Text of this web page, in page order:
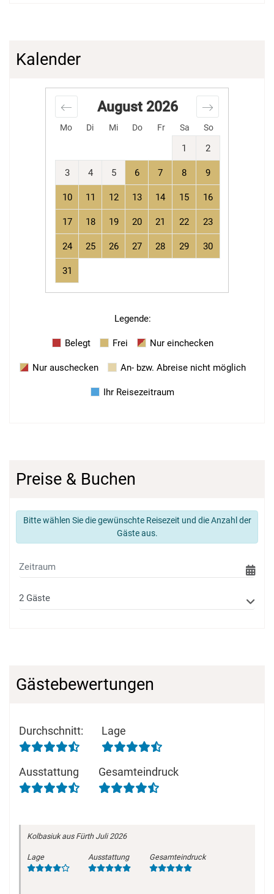
Kalender
Mo Di Mi Do Fr Sa So
August 2026
1 2
3 4 5 6 7 8 9
10 11 12 13 14 15 16
17 18 19 20 21 22 23
24 25 26 27 28 29 30
31
Legende:
Belegt Frei Nur einchecken
Nur auschecken An- bzw. Abreise nicht möglich
Ihr Reisezeitraum
Preise & Buchen
Bitte wählen Sie die gewünschte Reisezeit und die Anzahl der
Gäste aus.
Gästebewertungen
Durchschnitt: Lage
Ausstattung Gesamteindruck
Kolbasiukaus Fürth Juli 2026
Lage Ausstattung Gesamteindruck